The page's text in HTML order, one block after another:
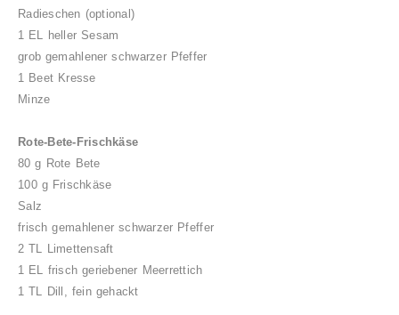
Radieschen (optional)
1 EL heller Sesam
grob gemahlener schwarzer Pfeffer
1 Beet Kresse
Minze
Rote-Bete-Frischkäse
80 g Rote Bete
100 g Frischkäse
Salz
frisch gemahlener schwarzer Pfeffer
2 TL Limettensaft
1 EL frisch geriebener Meerrettich
1 TL Dill, fein gehackt